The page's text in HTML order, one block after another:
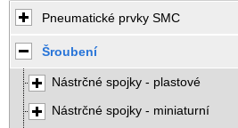
Pneumatické prvky SMC
Šroubení
Nástrčné spojky - plastové
Nástrčné spojky - miniaturní